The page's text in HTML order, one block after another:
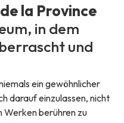
la Province
in dem
und
ein gewöhnlicher
darauf einzulassen, nicht
Werken berühren zu